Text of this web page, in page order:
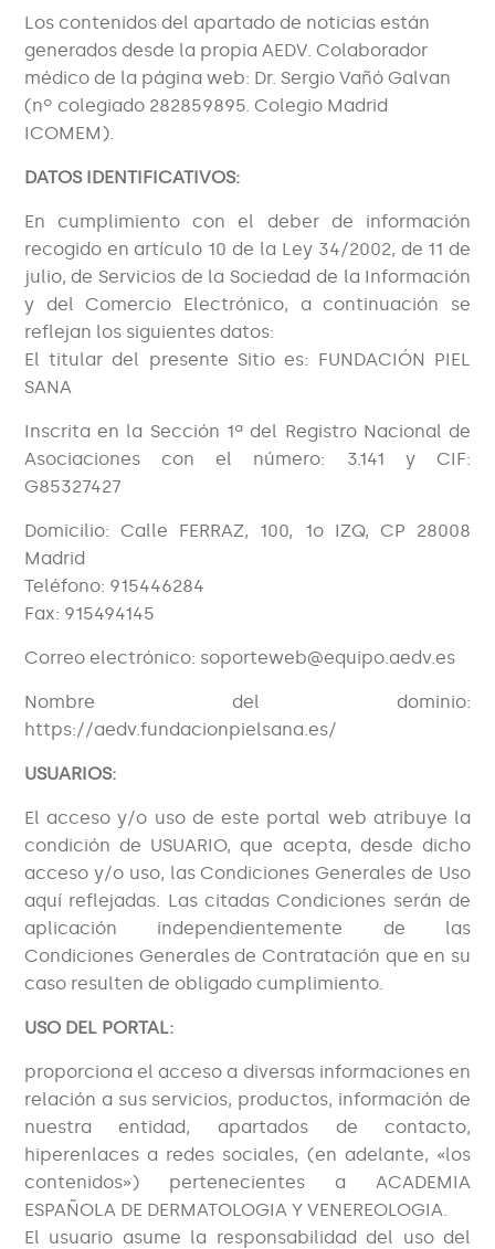
Los contenidos del apartado de noticias están
generados desde la propia AEDV. Colaborador
médico de la página web: Dr. Sergio Vañó Galvan
(nº colegiado 282859895. Colegio Madrid
ICOMEM).
DATOS IDENTIFICATIVOS:
En cumplimiento con el deber de información
recogido en artículo 10 de la Ley 34/2002, de 11 de
julio, de Servicios de la Sociedad de la Información
y del Comercio Electrónico, a continuación se
reflejan los siguientes datos:
El titular del presente Sitio es: FUNDACIÓN PIEL
SANA
Inscrita en la Sección 1ª del Registro Nacional de
Asociaciones con el número: 3.141 y CIF:
G85327427
Domicilio: Calle FERRAZ, 100, 1o IZQ, CP 28008
Madrid
Teléfono: 915446284
Fax: 915494145
Correo electrónico: soporteweb@equipo.aedv.es
Nombre del dominio:
https://aedv.fundacionpielsana.es/
USUARIOS:
El acceso y/o uso de este portal web atribuye la
condición de USUARIO, que acepta, desde dicho
acceso y/o uso, las Condiciones Generales de Uso
aquí reflejadas. Las citadas Condiciones serán de
aplicación independientemente de las
Condiciones Generales de Contratación que en su
caso resulten de obligado cumplimiento.
USO DEL PORTAL:
proporciona el acceso a diversas informaciones en
relación a sus servicios, productos, información de
nuestra entidad, apartados de contacto,
hiperenlaces a redes sociales, (en adelante, «los
contenidos») pertenecientes a ACADEMIA
ESPAÑOLA DE DERMATOLOGIA Y VENEREOLOGIA.
El usuario asume la responsabilidad del uso del